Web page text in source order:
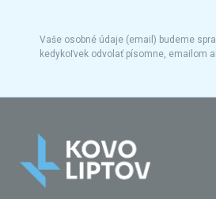
Vaše osobné údaje (email) budeme
kedykoľvek odvolať písomne, emailom